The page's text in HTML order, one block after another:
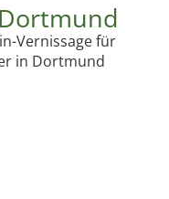
Vernissage für
in Dortmund